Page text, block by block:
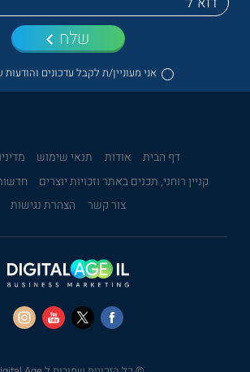
אני מעוניין/ת לקבל עדכונים והודעות
שלח
דף הבית אודות תנאי שימוש
קניין רוחני, תכנים באתר וזכויות יוצרים
צור קשר
הצהרת נגישות